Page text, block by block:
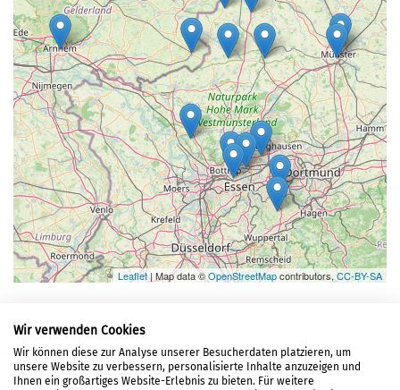
Leaflet| Map data ©OpenStreetMapcontributors,CC-BY-SA
LOGIN
Wir verwenden Cookies
Wir können diese zur Analyse unserer Besucherdaten platzieren, um
unsere Website zu verbessern, personalisierte Inhalte anzuzeigen und
Ihnen ein großartiges Website-Erlebnis zu bieten. Für weitere